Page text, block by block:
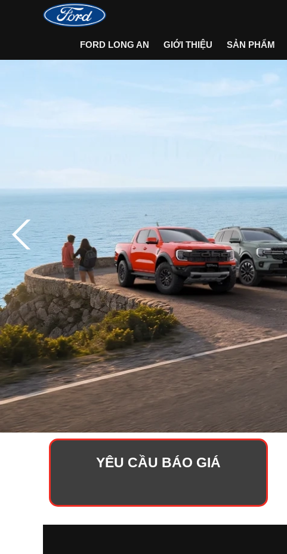
FORD LONG AN GIỚI THIỆU SẢN PHẨM
YÊU CẦU BÁO GIÁ